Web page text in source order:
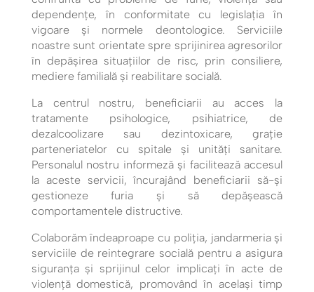
dependențe, în conformitate cu legislația în
vigoare și normele deontologice. Serviciile
noastre sunt orientate spre sprijinirea agresorilor
în depășirea situațiilor de risc, prin consiliere,
mediere familială și reabilitare socială.
La centrul nostru, beneficiarii au acces la
tratamente psihologice, psihiatrice, de
dezalcoolizare sau dezintoxicare, grație
parteneriatelor cu spitale și unități sanitare.
Personalul nostru informeză și facilitează accesul
la aceste servicii, încurajând beneficiarii să-și
gestioneze furia și să depășească
comportamentele distructive.
Colaborăm îndeaproape cu poliția, jandarmeria și
serviciile de reintegrare socială pentru a asigura
siguranța și sprijinul celor implicați în acte de
violență domestică, promovând în același timp